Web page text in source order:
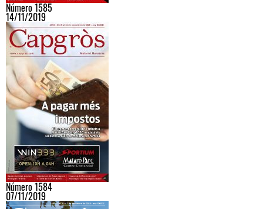
Número 1585
14/11/2019
Número 1584
07/11/2019